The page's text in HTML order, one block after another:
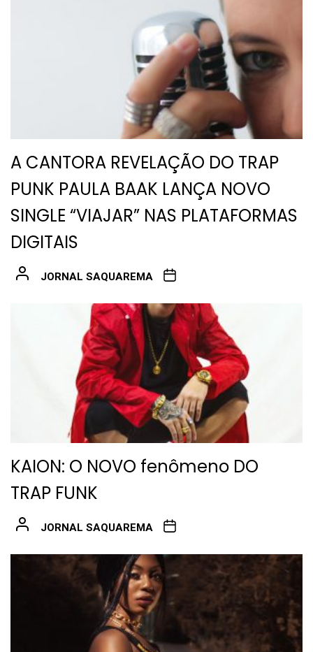
A CANTORA REVELAÇÃO DO TRAP
PUNK PAULA BAAK LANÇA NOVO
SINGLE “VIAJAR” NAS PLATAFORMAS
DIGITAIS
JORNAL SAQUAREMA
KAION: O NOVO fenômeno DO
TRAP FUNK
JORNAL SAQUAREMA